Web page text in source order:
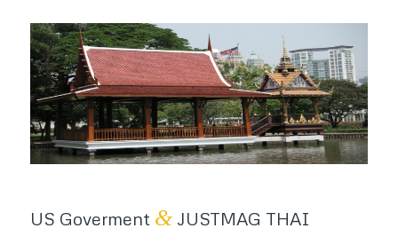
US Goverment &JUSTMAG THAI